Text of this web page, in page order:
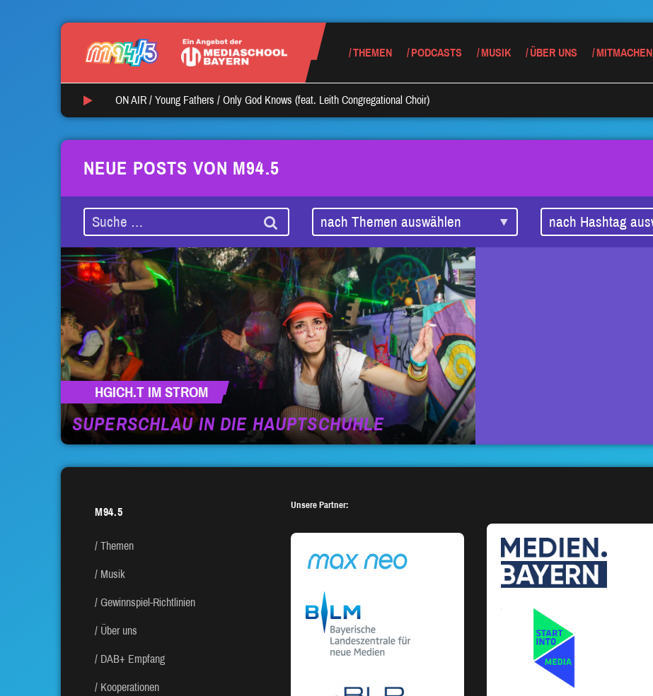
THEMEN PODCASTS MUSIK ÜBER UNS MITMACHEN
ON AIR / Young Fathers / Only God Knows (feat. Leith Congregational Choir)
NEUE POSTS VON M94.5
HGICH.T IM STROM
SUPERSCHLAU IN DIE HAUPTSCHUHLE
M94.5
Themen
Musik
Gewinnspiel-Richtlinien
Über uns
DAB+ Empfang
Kooperationen
Unsere Partner: